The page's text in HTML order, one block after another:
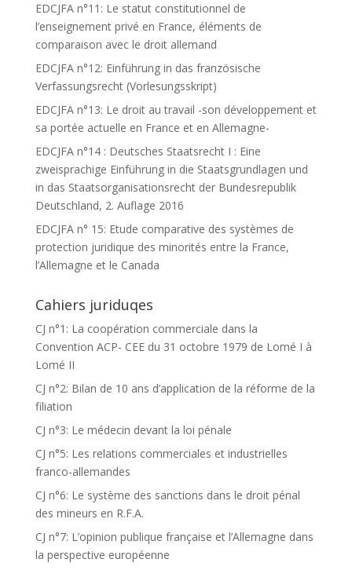
EDCJFA n°11: Le statut constitutionnel de
l’enseignement privé en France, éléments de
comparaison avec le droit allemand
EDCJFA n°12: Einführung in das französische
Verfassungsrecht (Vorlesungsskript)
EDCJFA n°13: Le droit au travail -son développement et
sa portée actuelle en France et en Allemagne-
EDCJFA n°14 : Deutsches Staatsrecht I : Eine
zweisprachige Einführung in die Staatsgrundlagen und
in das Staatsorganisationsrecht der Bundesrepublik
Deutschland, 2. Auflage 2016
EDCJFA n° 15: Etude comparative des systèmes de
protection juridique des minorités entre la France,
l’Allemagne et le Canada
Cahiers juriduqes
CJ n°1: La coopération commerciale dans la
Convention ACP- CEE du 31 octobre 1979 de Lomé I à
Lomé II
CJ n°2: Bilan de 10 ans d’application de la réforme de la
filiation
CJ n°3: Le médecin devant la loi pénale
CJ n°5: Les relations commerciales et industrielles
franco-allemandes
CJ n°6: Le système des sanctions dans le droit pénal
des mineurs en R.F.A.
CJ n°7: L’opinion publique française et l’Allemagne dans
la perspective européenne